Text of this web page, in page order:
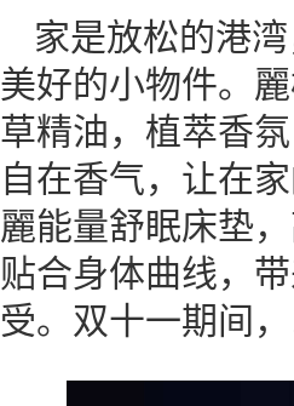
家是放松的港
美好的小物件。
草精油，植萃香
自在香气，让在
麗能量舒眠床垫
贴合身体曲线，
受。双十一期间